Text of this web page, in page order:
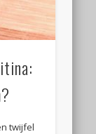
twijfel